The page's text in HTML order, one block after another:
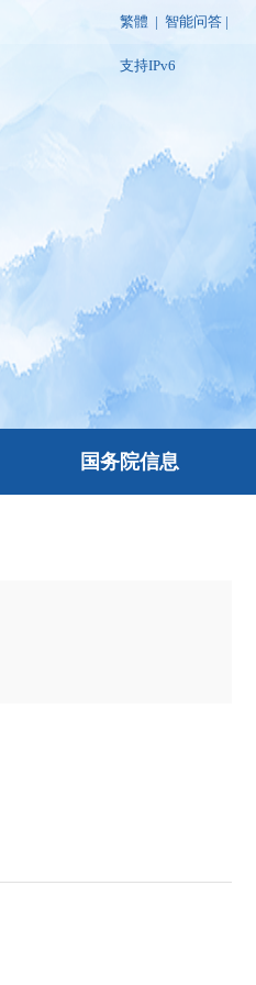
繁體 | 智能问答 |
支持IPv6
国务院信息